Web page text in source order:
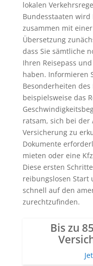
lokalen
Bundesstaaten
zusammen mit
Übersetzung
dass Sie sämtliche
Ihren Reisepass
haben. Informieren
Besonderheiten des
beispielsweise das
ratsam, sich bei
Versicherung zu
Dokumente
mieten oder eine
Diese ersten
reibungslosen Start
schnell auf den
zurechtzufinden.
Bis zu